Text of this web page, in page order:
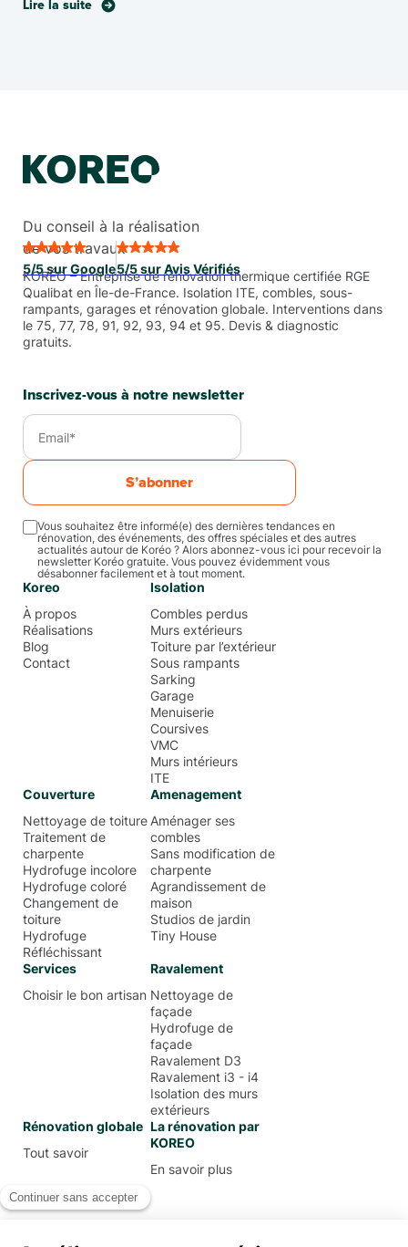
Lire la suite
Du conseil à la réalisation
de vos travaux
5/5 sur Google5/5 sur Avis Vérifiés
KORÉO – Entreprise de rénovation thermique certifiée RGE
Qualibat en Île-de-France. Isolation ITE, combles, sous-
rampants, garages et rénovation globale. Interventions dans
le 75, 77, 78, 91, 92, 93, 94 et 95. Devis & diagnostic
gratuits.
Inscrivez-vous à notre newsletter
S’abonner
Vous souhaitez être informé(e) des dernières tendances en
rénovation, des événements, des offres spéciales et des autres
actualités autour de Koréo ? Alors abonnez-vous ici pour recevoir la
newsletter Koréo gratuite. Vous pouvez évidemment vous
désabonner facilement et à tout moment.
Koreo
À propos
Réalisations
Blog
Contact
Isolation
Combles perdus
Murs extérieurs
Toiture par l’extérieur
Sous rampants
Sarking
Garage
Menuiserie
Coursives
VMC
Murs intérieurs
ITE
Couverture
Nettoyage de toiture
Traitement de
charpente
Hydrofuge incolore
Hydrofuge coloré
Changement de
toiture
Hydrofuge
Réfléchissant
Amenagement
Aménager ses
combles
Sans modification de
charpente
Agrandissement de
maison
Studios de jardin
Tiny House
Services
Choisir le bon artisan
Ravalement
Nettoyage de
façade
Hydrofuge de
façade
Ravalement D3
Ravalement i3 - i4
Isolation des murs
extérieurs
Rénovation globale
Tout savoir
La rénovation par
KOREO
En savoir plus